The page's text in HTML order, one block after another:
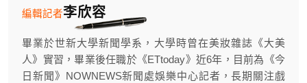
李欣容
編輯記者
畢業於世新大學新聞學系，大學時曾在美妝雜誌《大美
人》實習，畢業後任職於《ETtoday》近6年，目前為《今
日新聞》NOWNEWS新聞處娛樂中心記者，長期關注戲